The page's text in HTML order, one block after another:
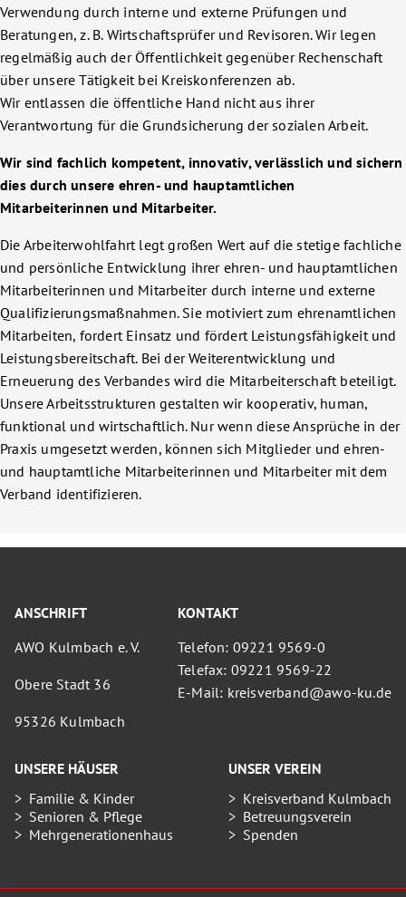
Verwendung durch interne und externe Prüfungen und
Beratungen, z. B. Wirtschaftsprüfer und Revisoren. Wir legen
regelmäßig auch der Öffentlichkeit gegenüber Rechenschaft
über unsere Tätigkeit bei Kreiskonferenzen ab.
Wir entlassen die öffentliche Hand nicht aus ihrer
Verantwortung für die Grundsicherung der sozialen Arbeit.
Wir sind fachlich kompetent, innovativ, verlässlich und sichern
dies durch unsere ehren- und hauptamtlichen
Mitarbeiterinnen und Mitarbeiter.
Die Arbeiterwohlfahrt legt großen Wert auf die stetige fachliche
und persönliche Entwicklung ihrer ehren- und hauptamtlichen
Mitarbeiterinnen und Mitarbeiter durch interne und externe
Qualifizierungsmaßnahmen. Sie motiviert zum ehrenamtlichen
Mitarbeiten, fordert Einsatz und fördert Leistungsfähigkeit und
Leistungsbereitschaft. Bei der Weiterentwicklung und
Erneuerung des Verbandes wird die Mitarbeiterschaft beteiligt.
Unsere Arbeitsstrukturen gestalten wir kooperativ, human,
funktional und wirtschaftlich. Nur wenn diese Ansprüche in der
Praxis umgesetzt werden, können sich Mitglieder und ehren-
und hauptamtliche Mitarbeiterinnen und Mitarbeiter mit dem
Verband identifizieren.
ANSCHRIFT
AWO Kulmbach e. V.
Obere Stadt 36
95326 Kulmbach
KONTAKT
Telefon: 09221 9569-0
Telefax: 09221 9569-22
E-Mail: kreisverband@awo-ku.de
UNSERE HÄUSER
Familie & Kinder
Senioren & Pflege
Mehrgenerationenhaus
UNSER VEREIN
Kreisverband Kulmbach
Betreuungsverein
Spenden